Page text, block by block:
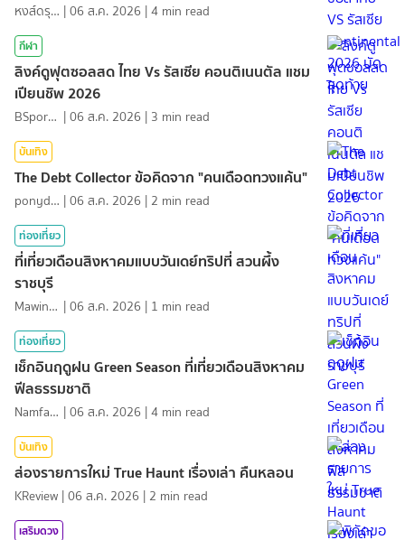
หงส์ดรุณ |06 ส.ค. 2026 |4 min read
กีฬา
ลิงค์ดูฟุตซอลสด ไทย Vs รัสเซีย คอนติเนนตัล แชม
เปียนชิพ 2026
BSports8 |06 ส.ค. 2026 | 3 min read
บันเทิง
The Debt Collector ข้อคิดจาก "คนเดือดทวงแค้น"
ponydiary |06 ส.ค. 2026 | 2 min read
ท่องเที่ยว
ที่เที่ยวเดือนสิงหาคมแบบวันเดย์ทริปที่ สวนผึ้ง
ราชบุรี
MawinMatravel |06 ส.ค. 2026 | 1 min read
ท่องเที่ยว
เช็กอินฤดูฝน Green Season ที่เที่ยวเดือนสิงหาคม
ฟีลธรรมชาติ
NamfahPhupha |06 ส.ค. 2026 |4 min read
บันเทิง
ส่องรายการใหม่ True Haunt เรื่องเล่า คืนหลอน
KReview |06 ส.ค. 2026 | 2 min read
เสริมดวง